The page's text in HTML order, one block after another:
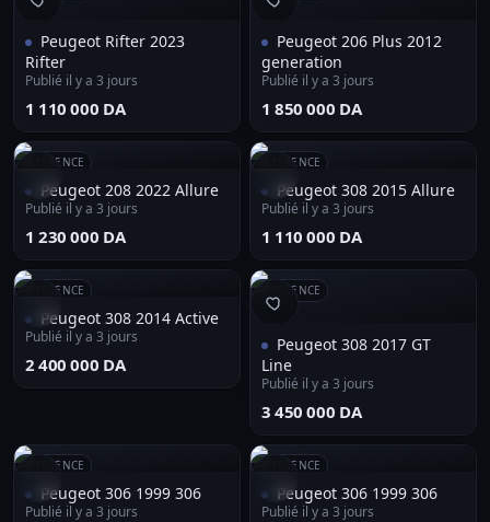
Peugeot Rifter 2023
Rifter
Publié il y a 3 jours
⁦1 110 000 DA⁩
Peugeot 206 Plus 2012
generation
Publié il y a 3 jours
⁦1 850 000 DA⁩
RÉFÉRENCE
Peugeot 208 2022 Allure
Publié il y a 3 jours
⁦1 230 000 DA⁩
RÉFÉRENCE
Peugeot 308 2015 Allure
Publié il y a 3 jours
⁦1 110 000 DA⁩
RÉFÉRENCE
Peugeot 308 2014 Active
Publié il y a 3 jours
⁦2 400 000 DA⁩
RÉFÉRENCE
Peugeot 308 2017 GT
Line
Publié il y a 3 jours
⁦3 450 000 DA⁩
RÉFÉRENCE
Peugeot 306 1999 306
Publié il y a 3 jours
RÉFÉRENCE
Peugeot 306 1999 306
Publié il y a 3 jours